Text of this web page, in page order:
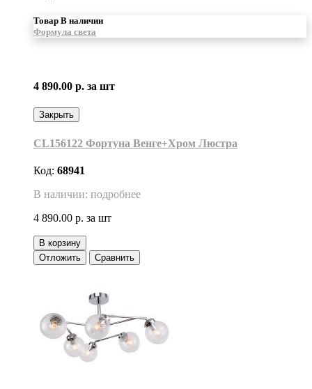
Товар В наличии
Формула света
4 890.00 р. за шт
Закрыть
CL156122 Фортуна Венге+Хром Люстра
Код: 68941
В наличии: подробнее
4 890.00 р. за шт
В корзину
Отложить
Сравнить